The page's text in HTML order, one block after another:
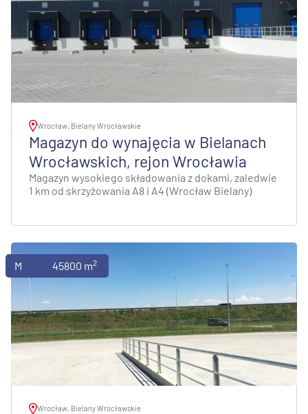
Wrocław, Bielany Wrocławskie
Magazyn do wynajęcia w Bielanach
Wrocławskich, rejon Wrocławia
Magazyn wysokiego składowania z dokami, zaledwie
1 km od skrzyżowania A8 i A4 (Wrocław Bielany)
Magazyny45800 m2
Wrocław, Bielany Wrocławskie